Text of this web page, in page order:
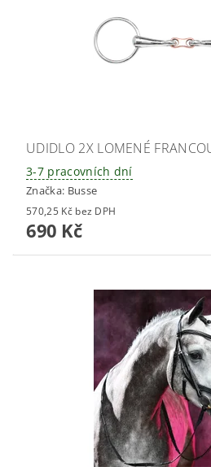
UDIDLO 2X LOMENÉ
3-7 pracovních dní
Značka: Busse
570,25 Kč bez DPH
690 Kč